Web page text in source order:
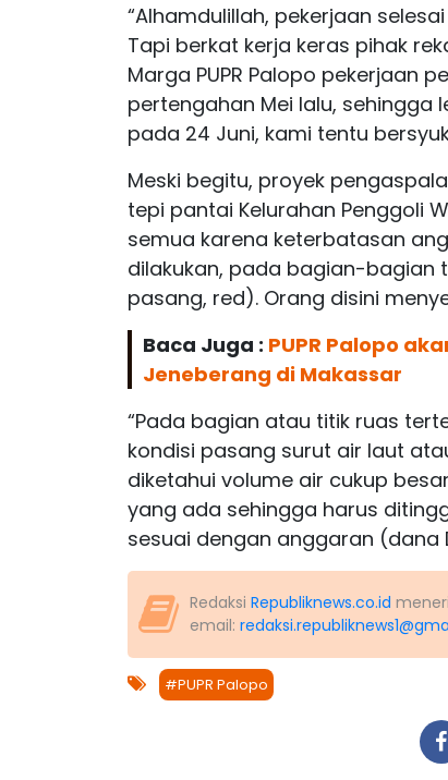
“Alhamdulillah, pekerjaan
Tapi berkat kerja keras pihak
Marga PUPR Palopo pekerjaan
pertengahan Mei lalu, sehingga
pada 24 Juni, kami tentu
Meski begitu, proyek
tepi pantai Kelurahan Penggoli
semua karena keterbatasan
dilakukan, pada bagian-bagian
pasang, red). Orang disini
Baca Juga : PUPR Palopo
Jeneberang di Makassar
“Pada bagian atau titik ruas
kondisi pasang surut air laut
diketahui volume air cukup
yang ada sehingga harus
sesuai dengan anggaran (dana
Redaksi Republiknews.co.id
email:
#PUPR Palopo